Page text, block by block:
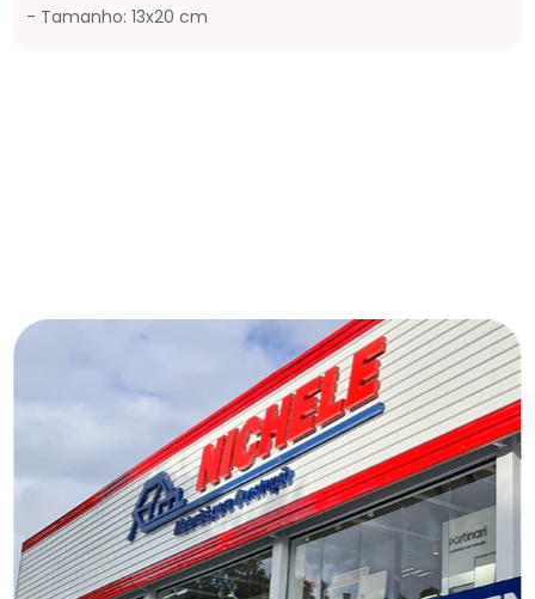
- Tamanho: 13x20 cm